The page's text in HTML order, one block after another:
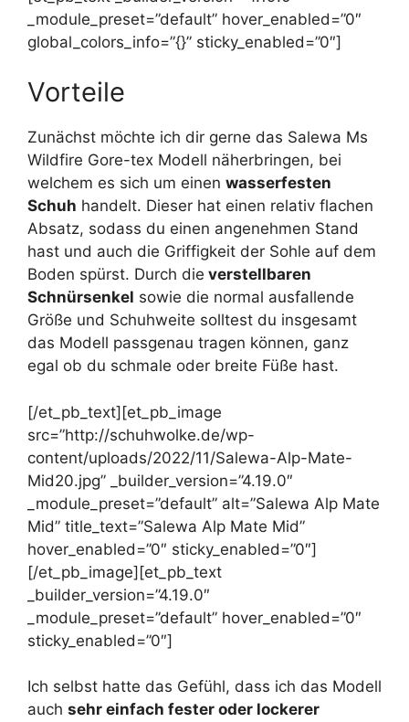
_module_preset=”default” hover_enabled=”0″
global_colors_info=”{}” sticky_enabled=”0″]
Vorteile
Zunächst möchte ich dir gerne das Salewa Ms
Wildfire Gore-tex Modell näherbringen, bei
welchem es sich um einen wasserfesten
Schuh handelt. Dieser hat einen relativ flachen
Absatz, sodass du einen angenehmen Stand
hast und auch die Griffigkeit der Sohle auf dem
Boden spürst. Durch die verstellbaren
Schnürsenkel sowie die normal ausfallende
Größe und Schuhweite solltest du insgesamt
das Modell passgenau tragen können, ganz
egal ob du schmale oder breite Füße hast.
[/et_pb_text][et_pb_image
src=”http://schuhwolke.de/wp-
content/uploads/2022/11/Salewa-Alp-Mate-
Mid20.jpg” _builder_version=”4.19.0″
_module_preset=”default” alt=”Salewa Alp Mate
Mid” title_text=”Salewa Alp Mate Mid”
hover_enabled=”0″ sticky_enabled=”0″]
[/et_pb_image][et_pb_text
_builder_version=”4.19.0″
_module_preset=”default” hover_enabled=”0″
sticky_enabled=”0″]
Ich selbst hatte das Gefühl, dass ich das Modell
auch sehr einfach fester oder lockerer